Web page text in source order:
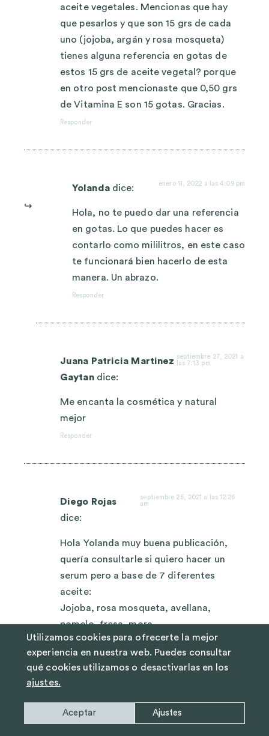
aceite vegetales. Mencionas que hay
que pesarlos y que son 15 grs de cada
uno (jojoba, argán y rosa mosqueta)
tienes alguna referencia en gotas de
estos 15 grs de aceite vegetal? porque
en otro post mencionaste que 0,50 grs
de Vitamina E son 15 gotas. Gracias.
Responder
Yolanda dice: enero 11, 2022 a las 4:09 pm
Hola, no te puedo dar una referencia
en gotas. Lo que puedes hacer es
contarlo como mililitros, en este caso
te funcionará bien hacerlo de esta
manera. Un abrazo.
Responder
Juana Patricia Martinez
Gaytan dice:
septiembre 27, 2021 a
las 7:13 pm
Me encanta la cosmética y natural
mejor
Responder
Diego Rojas
dice:
septiembre 25, 2021 a las 12:26
am
Hola Yolanda muy buena publicación,
quería consultarle si quiero hacer un
serum pero a base de 7 diferentes
aceite:
Jojoba, rosa mosqueta, avellana,
pomelo, fresa, mora.
Y con aceite esencial de lavanda y
Romero.
Crees que sería demasiado o habría
algún problema, o por el contrario no
pasa nada.
Saludos desde Chile.
Utilizamos cookies para ofrecerte la mejor
experiencia en nuestra web. Puedes consultar
qué cookies utilizamos o desactivarlas en los
ajustes.
Aceptar Ajustes